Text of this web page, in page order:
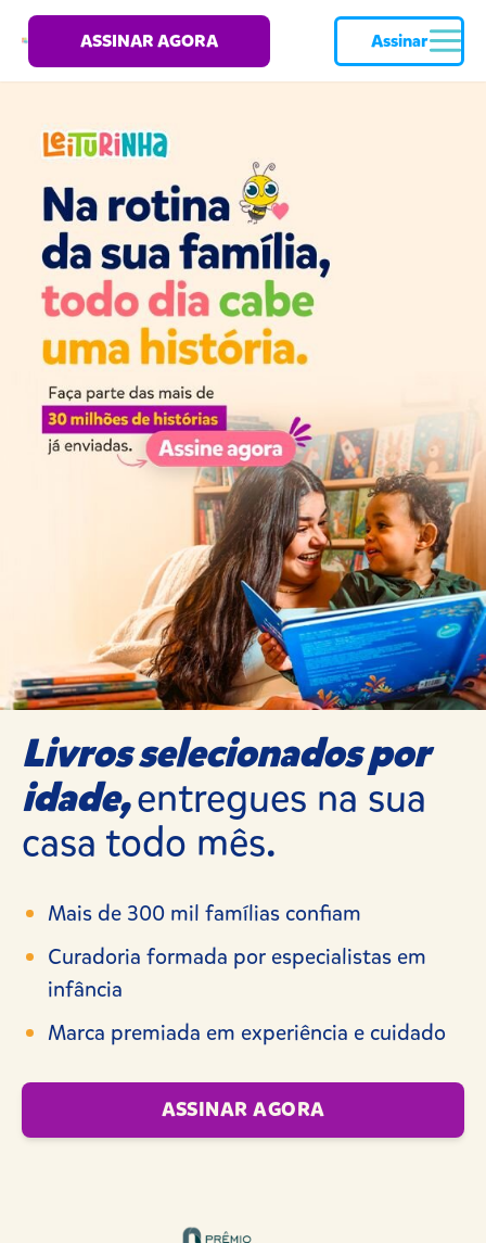
ASSINAR AGORA Assinar
Livros selecionados por
idade,entregues na sua
casa todo mês.
Mais de 300 mil famílias confiam
Curadoria formada por especialistas em
infância
Marca premiada em experiência e cuidado
ASSINAR AGORA